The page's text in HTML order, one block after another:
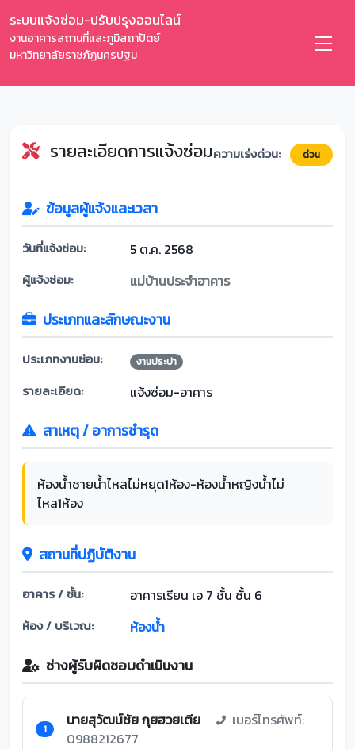
ระบบแจ้งซ่อม-ปรับปรุงออนไลน์
งานอาคารสถานที่และภูมิสถาปัตย์
มหาวิทยาลัยราชภัฏนครปฐม
รายละเอียดการแจ้งซ่อมความเร่งด่วน: ด่วน
ข้อมูลผู้แจ้งและเวลา
วันที่แจ้งซ่อม: 5 ต.ค. 2568
ผู้แจ้งซ่อม: แม่บ้านประจำอาคาร
ประเภทและลักษณะงาน
ประเภทงานซ่อม: งานประปา
รายละเอียด: แจ้งซ่อม-อาคาร
สาเหตุ / อาการชำรุด
ห้องน้ำชายน้ำไหลไม่หยุด1ห้อง-ห้องน้ำหญิงน้ำไม่
ไหล1ห้อง
สถานที่ปฏิบัติงาน
อาคาร / ชั้น: อาคารเรียน เอ 7 ชั้น ชั้น 6
ห้อง / บริเวณ: ห้องน้ำ
ช่างผู้รับผิดชอบดำเนินงาน
1 นายสุวัฒน์ชัย กุยฮวยเตีย
เบอร์โทรศัพท์:
0988212677